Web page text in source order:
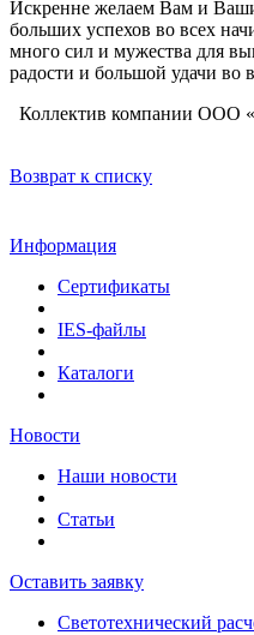
Искренне желаем Вам и
больших успехов во всех
много сил и мужества для
радости и большой удачи во
Коллектив компании ООО
Возврат к списку
Информация
Сертификаты
IES-файлы
Каталоги
Новости
Наши новости
Статьи
Оставить заявку
Светотехнический